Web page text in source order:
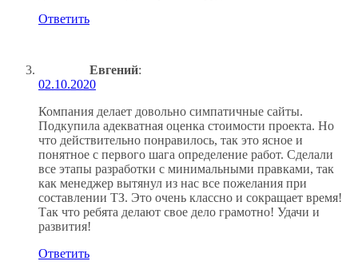
Ответить
Евгений:
02.10.2020
Компания делает довольно симпатичные сайты.
Подкупила адекватная оценка стоимости проекта. Но
что действительно понравилось, так это ясное и
понятное с первого шага определение работ. Сделали
все этапы разработки с минимальными правками, так
как менеджер вытянул из нас все пожелания при
составлении ТЗ. Это очень классно и сокращает время!
Так что ребята делают свое дело грамотно! Удачи и
развития!
Ответить